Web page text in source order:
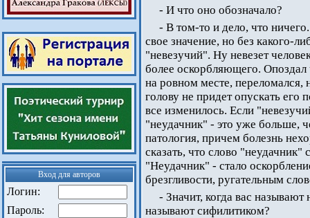
Вход для авторов
Логин:
Пароль:
- И что оно обозначало?
- В том-то и дело, что
свое значение, но без какого-
"невезучий". Ну невезет
более оскорбляющего. Опоздал
на ровном месте, переломался,
голову не придет опускать его
все изменилось. Если
"неудачник" - это уже больше,
патология, причем болезнь
сказать, что слово
"Неудачник" - стало
брезгливости, ругательным
- Значит, когда вас
называют сифилитиком?